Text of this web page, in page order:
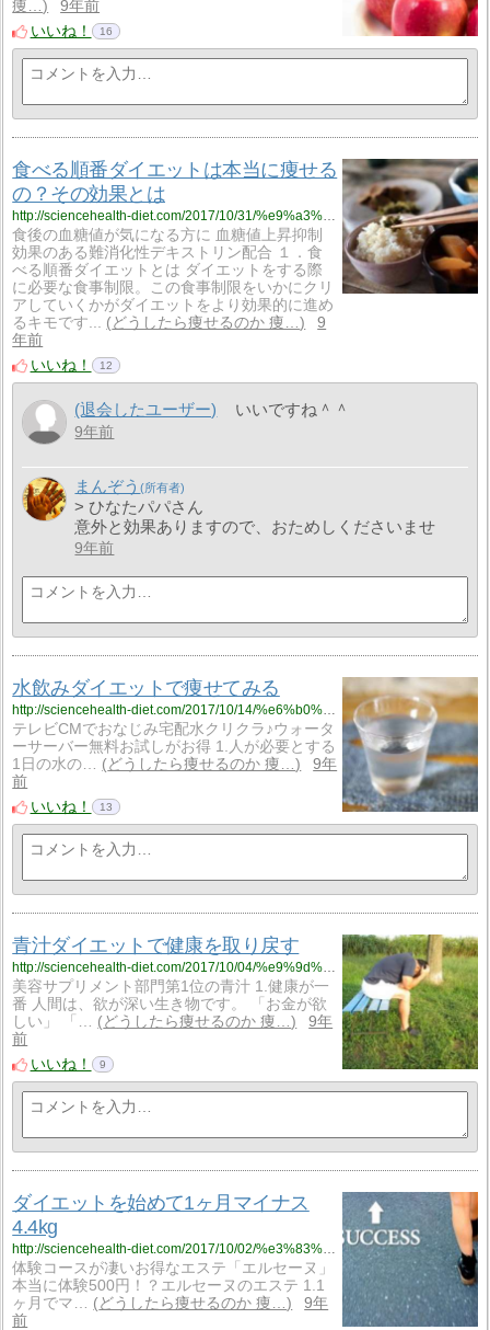
痩…
9年前
いいね！
16
食べる順番ダイエットは本当に痩せる
の？その効果とは
食後の血糖値が気になる方に 血糖値上昇抑制
効果のある難消化性デキストリン配合 １．食
べる順番ダイエットとは ダイエットをする際
に必要な食事制限。この食事制限をいかにクリ
アしていくかがダイエットをより効果的に進め
るキモです...
どうしたら痩せるのか 痩…
9
年前
いいね！
12
(退会したユーザー) いいですね＾＾
9年前
まんぞう
> ひなたパパさん
意外と効果ありますので、おためしくださいませ
9年前
水飲みダイエットで痩せてみる
テレビCMでおなじみ宅配水クリクラ♪ウォータ
ーサーバー無料お試しがお得 1.人が必要とする
1日の水の…
どうしたら痩せるのか 痩…
9年
前
いいね！
13
青汁ダイエットで健康を取り戻す
美容サプリメント部門第1位の青汁 1.健康が一
番 人間は、欲が深い生き物です。 「お金が欲
しい」 「…
どうしたら痩せるのか 痩…
9年
前
いいね！
9
ダイエットを始めて1ヶ月マイナス
4.4kg
体験コースが凄いお得なエステ「エルセーヌ」
本当に体験500円！？エルセーヌのエステ 1.1
ヶ月でマ…
どうしたら痩せるのか 痩…
9年
前